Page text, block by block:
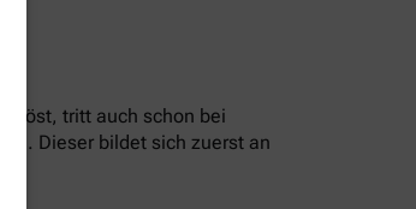
tritt auch schon bei
Dieser bildet sich zuerst an